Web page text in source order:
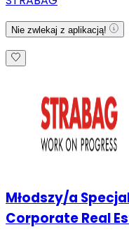
Nie zwlekaj z aplikacją!
Młodszy/a
Corporate Real